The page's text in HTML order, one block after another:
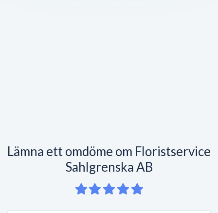
Lämna ett omdöme om Floristservice
Sahlgrenska AB